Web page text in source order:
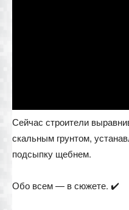
Сейчас строители
скальным грунтом,
подсыпку щебнем.
Обо всем — в сюжете. ✔️